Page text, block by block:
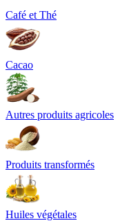
Café et Thé
Cacao
Autres produits agricoles
Produits transformés
Huiles végétales